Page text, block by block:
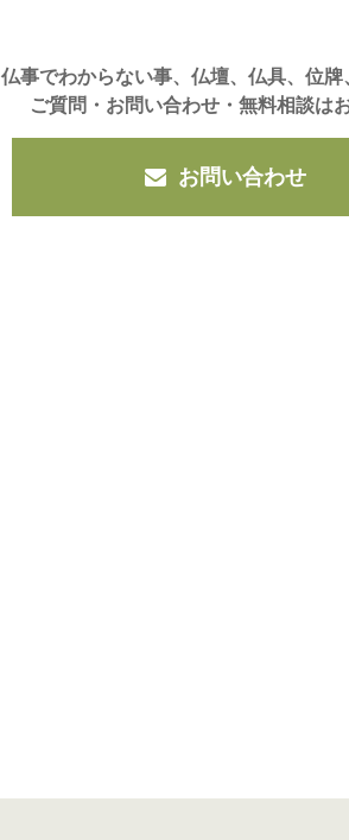
仏事でわからない事、仏壇、仏具、位牌
ご質問・お問い合わせ・無料相談は
お問い合わせ